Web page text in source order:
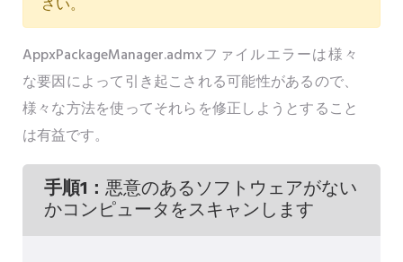
さい。
AppxPackageManager.admxファイルエラーは様々
な要因によって引き起こされる可能性があるので、
様々な方法を使ってそれらを修正しようとすること
は有益です。
手順1： 悪意のあるソフトウェアがない
かコンピュータをスキャンします